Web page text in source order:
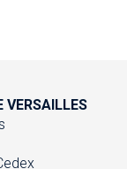
VERSAILLES